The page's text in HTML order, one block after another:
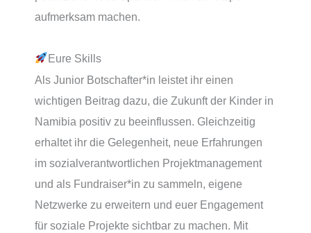
aufmerksam machen.
Eure Skills
Als Junior Botschafter*in leistet ihr einen
wichtigen Beitrag dazu, die Zukunft der Kinder in
Namibia positiv zu beeinflussen. Gleichzeitig
erhaltet ihr die Gelegenheit, neue Erfahrungen
im sozialverantwortlichen Projektmanagement
und als Fundraiser*in zu sammeln, eigene
Netzwerke zu erweitern und euer Engagement
für soziale Projekte sichtbar zu machen. Mit